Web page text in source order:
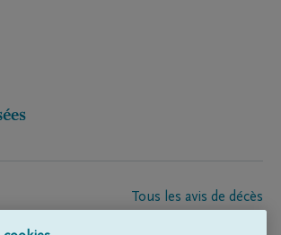
Tous les avis de décès